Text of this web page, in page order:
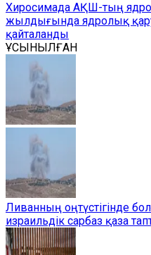
Хиросимада АҚШ-тың
жылдығында ядролық
қайталанды
ҰСЫНЫЛҒАН
Ливанның оңтүстігінде
израильдік сарбаз қаза